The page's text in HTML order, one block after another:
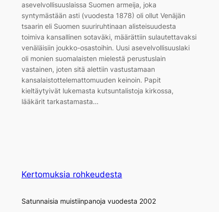
asevelvollisuuslaissa Suomen armeija, joka
syntymästään asti (vuodesta 1878) oli ollut Venäjän
tsaarin eli Suomen suuriruhtinaan alisteisuudesta
toimiva kansallinen sotaväki, määrättiin sulautettavaksi
venäläisiin joukko-osastoihin. Uusi asevelvollisuuslaki
oli monien suomalaisten mielestä perustuslain
vastainen, joten sitä alettiin vastustamaan
kansalaistottelemattomuuden keinoin. Papit
kieltäytyivät lukemasta kutsuntalistoja kirkossa,
lääkärit tarkastamasta…
Kertomuksia rohkeudesta
Satunnaisia muistiinpanoja vuodesta 2002